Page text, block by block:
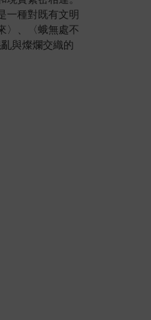
一種對既有文明
〉、〈蛾無處不
與燦爛交織的